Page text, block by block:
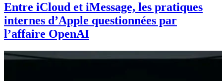
Entre iCloud et iMessage, les pratiques
internes d’Apple questionnées par
l’affaire OpenAI